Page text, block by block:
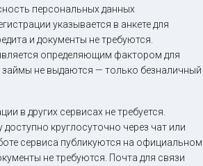
персональных данных
указывается в анкете для
и документы не требуются.
определяющим фактором для
не выдаются — только безналичный
в других сервисах не требуется.
круглосуточно через чат или
сервиса публикуются на официальном
не требуются. Почта для связи